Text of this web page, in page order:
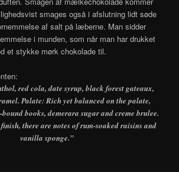
smages også i afslutning lidt søde
af salt på læberne. Man sidder
i munden, som når man har drukket
et stykke mørk chokolade til.
red cola, date syrup, black forest gateaux,
Palate: Rich yet balanced on the palate,
books, demerara sugar and creme brulee.
there are notes of rum-soaked raisins and
vanilla sponge.”